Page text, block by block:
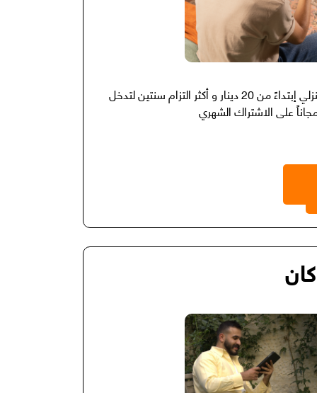
إشترك بعروض الانترنت 5G المنزلي إبتداءً من 20 دينار و أكثر التزام سنتين لتدخل